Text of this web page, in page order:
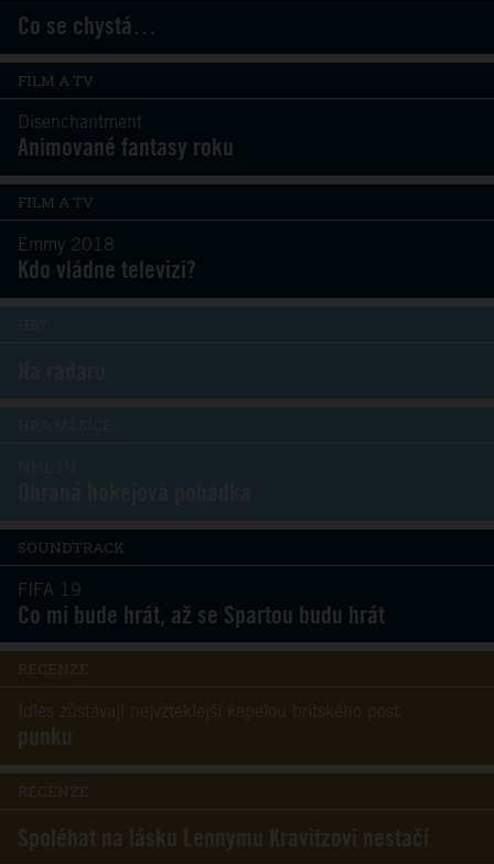
Co se chystá…
FILM A TV
Disenchantment
Animované fantasy roku
FILM A TV
Emmy 2018
Kdo vládne televizi?
SOUNDTRACK
FIFA 19
Co mi bude hrát, až se Spartou budu hrát
RECENZE
Idles zůstávají nejvzteklejší kapelou britského post
punku
RECENZE
Spoléhat na lásku Lennymu Kravitzovi nestačí